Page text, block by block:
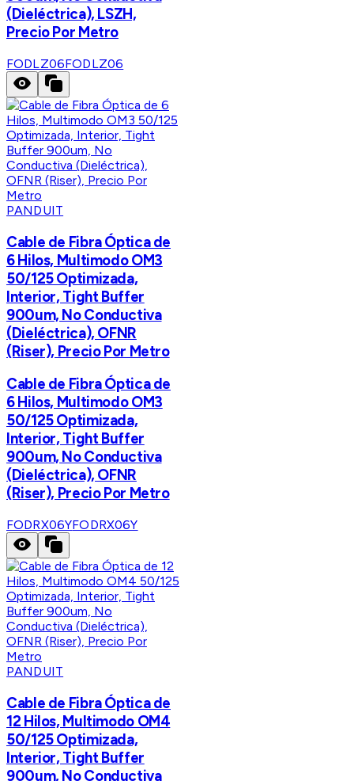
(Dieléctrica), LSZH,
Precio Por Metro
FODLZ06FODLZ06
PANDUIT
Cable de Fibra Óptica de
6 Hilos, Multimodo OM3
50/125 Optimizada,
Interior, Tight Buffer
900um, No Conductiva
(Dieléctrica), OFNR
(Riser), Precio Por Metro
Cable de Fibra Óptica de
6 Hilos, Multimodo OM3
50/125 Optimizada,
Interior, Tight Buffer
900um, No Conductiva
(Dieléctrica), OFNR
(Riser), Precio Por Metro
FODRX06YFODRX06Y
PANDUIT
Cable de Fibra Óptica de
12 Hilos, Multimodo OM4
50/125 Optimizada,
Interior, Tight Buffer
900um, No Conductiva